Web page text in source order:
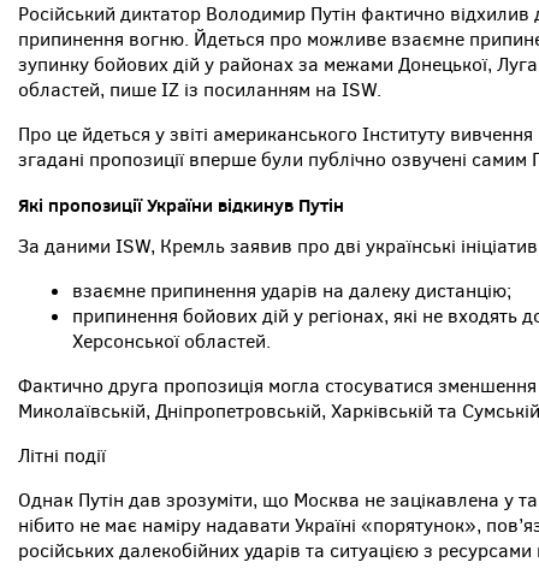
Російський диктатор Володимир Путін фактично відхилив
припинення вогню. Йдеться про можливе взаємне
зупинку бойових дій у районах за межами Донецької,
областей, пише IZ із посиланням на ISW.
Про це йдеться у звіті американського Інституту
згадані пропозиції вперше були публічно озвучені самим
Які пропозиції України відкинув Путін
За даними ISW, Кремль заявив про дві українські
взаємне припинення ударів на далеку дистанцію;
припинення бойових дій у регіонах, які не входять
Херсонської областей.
Фактично друга пропозиція могла стосуватися зменшення
Миколаївській, Дніпропетровській, Харківській та
Літні події
Однак Путін дав зрозуміти, що Москва не зацікавлена у
нібито не має наміру надавати Україні «порятунок»,
російських далекобійних ударів та ситуацією з